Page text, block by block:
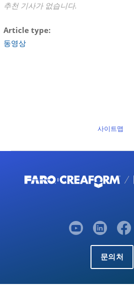
추천 기사가 없습니다.
Article type
동영상
사이트맵
문의처